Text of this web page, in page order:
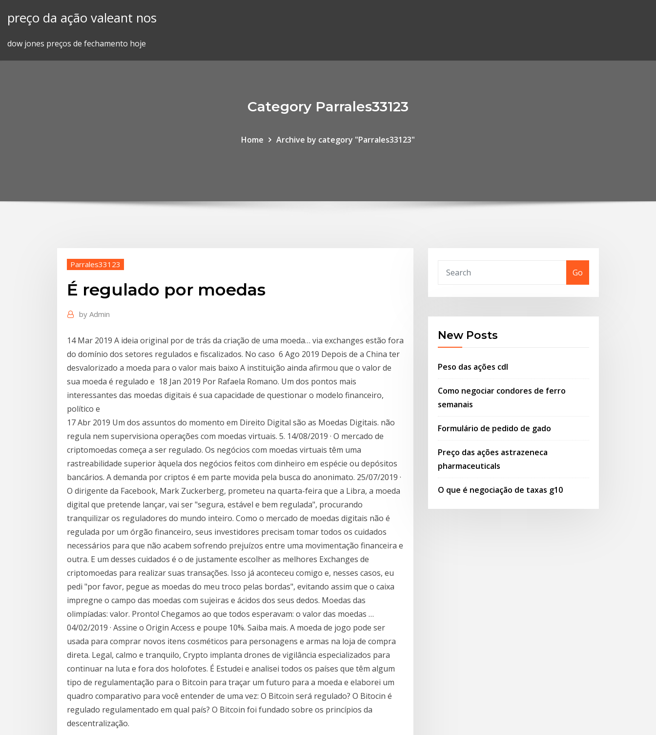
preço da ação valeant nos
dow jones preços de fechamento hoje
Category Parrales33123
Home Archive by category "Parrales33123"
Parrales33123
É regulado por moedas
by Admin
14 Mar 2019 A ideia original por de trás da criação de uma moeda… via exchanges estão fora
do domínio dos setores regulados e fiscalizados. No caso 6 Ago 2019 Depois de a China ter
desvalorizado a moeda para o valor mais baixo A instituição ainda afirmou que o valor de
sua moeda é regulado e 18 Jan 2019 Por Rafaela Romano. Um dos pontos mais
interessantes das moedas digitais é sua capacidade de questionar o modelo financeiro,
político e
17 Abr 2019 Um dos assuntos do momento em Direito Digital são as Moedas Digitais. não
regula nem supervisiona operações com moedas virtuais. 5. 14/08/2019 · O mercado de
criptomoedas começa a ser regulado. Os negócios com moedas virtuais têm uma
rastreabilidade superior àquela dos negócios feitos com dinheiro em espécie ou depósitos
bancários. A demanda por criptos é em parte movida pela busca do anonimato. 25/07/2019 ·
O dirigente da Facebook, Mark Zuckerberg, prometeu na quarta-feira que a Libra, a moeda
digital que pretende lançar, vai ser "segura, estável e bem regulada", procurando
tranquilizar os reguladores do mundo inteiro. Como o mercado de moedas digitais não é
regulada por um órgão financeiro, seus investidores precisam tomar todos os cuidados
necessários para que não acabem sofrendo prejuízos entre uma movimentação financeira e
outra. E um desses cuidados é o de justamente escolher as melhores Exchanges de
criptomoedas para realizar suas transações. Isso já aconteceu comigo e, nesses casos, eu
pedi "por favor, pegue as moedas do meu troco pelas bordas", evitando assim que o caixa
impregne o campo das moedas com sujeiras e ácidos dos seus dedos. Moedas das
olimpíadas: valor. Pronto! Chegamos ao que todos esperavam: o valor das moedas …
04/02/2019 · Assine o Origin Access e poupe 10%. Saiba mais. A moeda de jogo pode ser
usada para comprar novos itens cosméticos para personagens e armas na loja de compra
direta. Legal, calmo e tranquilo, Crypto implanta drones de vigilância especializados para
continuar na luta e fora dos holofotes. É Estudei e analisei todos os países que têm algum
tipo de regulamentação para o Bitcoin para traçar um futuro para a moeda e elaborei um
quadro comparativo para você entender de uma vez: O Bitcoin será regulado? O Bitocin é
regulado regulamentado em qual país? O Bitcoin foi fundado sobre os princípios da
descentralização.
Go
New Posts
Peso das ações cdl
Como negociar condores de ferro
semanais
Formulário de pedido de gado
Preço das ações astrazeneca
pharmaceuticals
O que é negociação de taxas g10